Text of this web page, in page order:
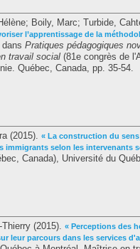
; Boily, Marc; Turbide,
l’apprentissage de la
dans Pratiques pédagogiques
travail social (81e congrès de
. Québec, Canada, pp. 35-54.
(2015). « La construction du
immigrants selon les intervenants
Canada), Université du
Thierry (2015). « Perceptions des
leur parcours dans les services